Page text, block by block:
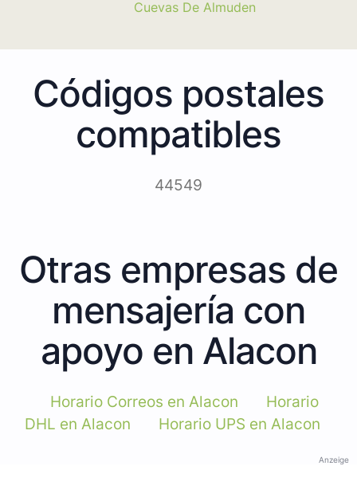
Cuevas De Almuden
Códigos postales
compatibles
44549
Otras empresas de
mensajería con
apoyo en Alacon
Horario Correos en Alacon
Horario
DHL en Alacon
Horario UPS en Alacon
Anzeige